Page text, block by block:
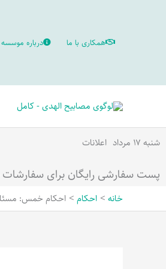
همکاری با ما درباره موسسه
شنبه ۱۷ مرداد اعلانات
پست سفارشی رایگان برای سفارشات بالای
خانه احکام احکام خمس: مسئله